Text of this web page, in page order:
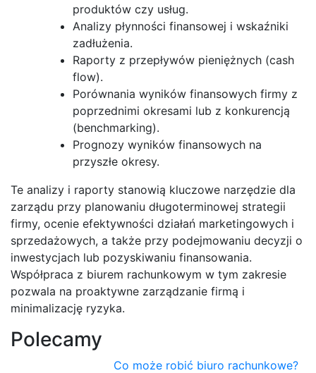
produktów czy usług.
Analizy płynności finansowej i wskaźniki
zadłużenia.
Raporty z przepływów pieniężnych (cash
flow).
Porównania wyników finansowych firmy z
poprzednimi okresami lub z konkurencją
(benchmarking).
Prognozy wyników finansowych na
przyszłe okresy.
Te analizy i raporty stanowią kluczowe narzędzie dla
zarządu przy planowaniu długoterminowej strategii
firmy, ocenie efektywności działań marketingowych i
sprzedażowych, a także przy podejmowaniu decyzji o
inwestycjach lub pozyskiwaniu finansowania.
Współpraca z biurem rachunkowym w tym zakresie
pozwala na proaktywne zarządzanie firmą i
minimalizację ryzyka.
Polecamy
Co może robić biuro rachunkowe?